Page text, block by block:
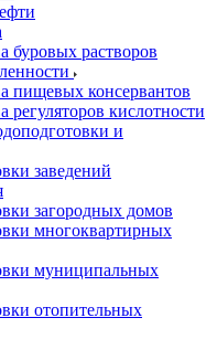
буровых растворов
пищевых консервантов
регуляторов кислотности
и
заведений
загородных домов
многоквартирных
муниципальных
отопительных